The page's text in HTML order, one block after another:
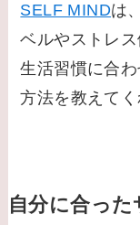
SELF MINDは、
ベルやストレス
生活習慣に合
方法を教えてく
自分に合った